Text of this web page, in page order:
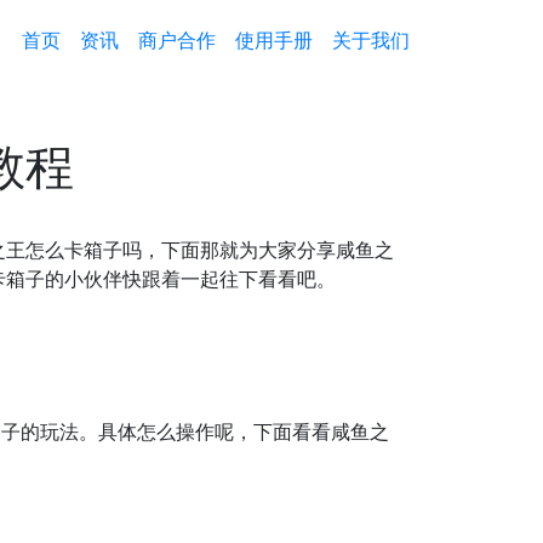
首页 资讯 商户合作 使用手册 关于我们
程
怎么卡箱子吗，下面那就为大家分享咸鱼之
子的小伙伴快跟着一起往下看看吧。
的玩法。具体怎么操作呢，下面看看咸鱼之